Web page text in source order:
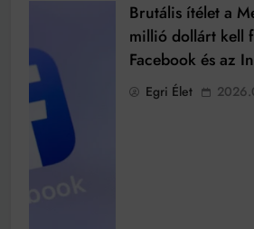
Brutális ítélet a
millió dollárt kell
Facebook és az
Egri Élet